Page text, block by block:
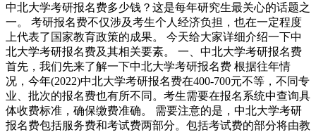
中北大学考研报名费多少钱？这是每年研究生最关心的话题之
一。 考研报名费不仅涉及考生个人经济负担，也在一定程度
上代表了国家教育政策的成果。 今天给大家详细介绍一下中
北大学考研报名费及其相关要素。 一、中北大学考研报名费
首先，我们先来了解一下中北大学考研报名费 根据往年情
况，今年(2022)中北大学考研报名费在400-700元不等，不同专
业、批次的报名费也有所不同。考生需要在报名系统中查询具
体收费标准，确保缴费准确。 需要注意的是，中北大学考研
报名费包括服务费和考试费两部分。包括考试费的部分将由教